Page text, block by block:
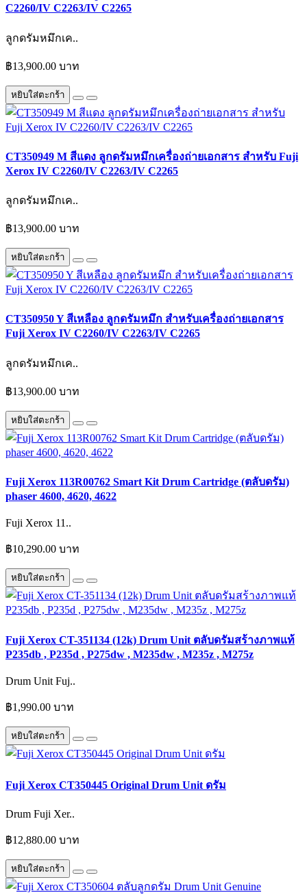
C2260/IV C2263/IV C2265
ลูกดรัมหมึกเค..
฿13,900.00 บาท
หยิบใส่ตะกร้า
CT350949 M สีแดง ลูกดรัมหมึกเครื่องถ่ายเอกสาร สำหรับ Fuji
Xerox IV C2260/IV C2263/IV C2265
ลูกดรัมหมึกเค..
฿13,900.00 บาท
หยิบใส่ตะกร้า
CT350950 Y สีเหลือง ลูกดรัมหมึก สำหรับเครื่องถ่ายเอกสาร
Fuji Xerox IV C2260/IV C2263/IV C2265
ลูกดรัมหมึกเค..
฿13,900.00 บาท
หยิบใส่ตะกร้า
Fuji Xerox 113R00762 Smart Kit Drum Cartridge (ตลับดรัม)
phaser 4600, 4620, 4622
Fuji Xerox 11..
฿10,290.00 บาท
หยิบใส่ตะกร้า
Fuji Xerox CT-351134 (12k) Drum Unit ตลับดรัมสร้างภาพแท้
P235db , P235d , P275dw , M235dw , M235z , M275z
Drum Unit Fuj..
฿1,990.00 บาท
หยิบใส่ตะกร้า
Fuji Xerox CT350445 Original Drum Unit ดรัม
Drum Fuji Xer..
฿12,880.00 บาท
หยิบใส่ตะกร้า